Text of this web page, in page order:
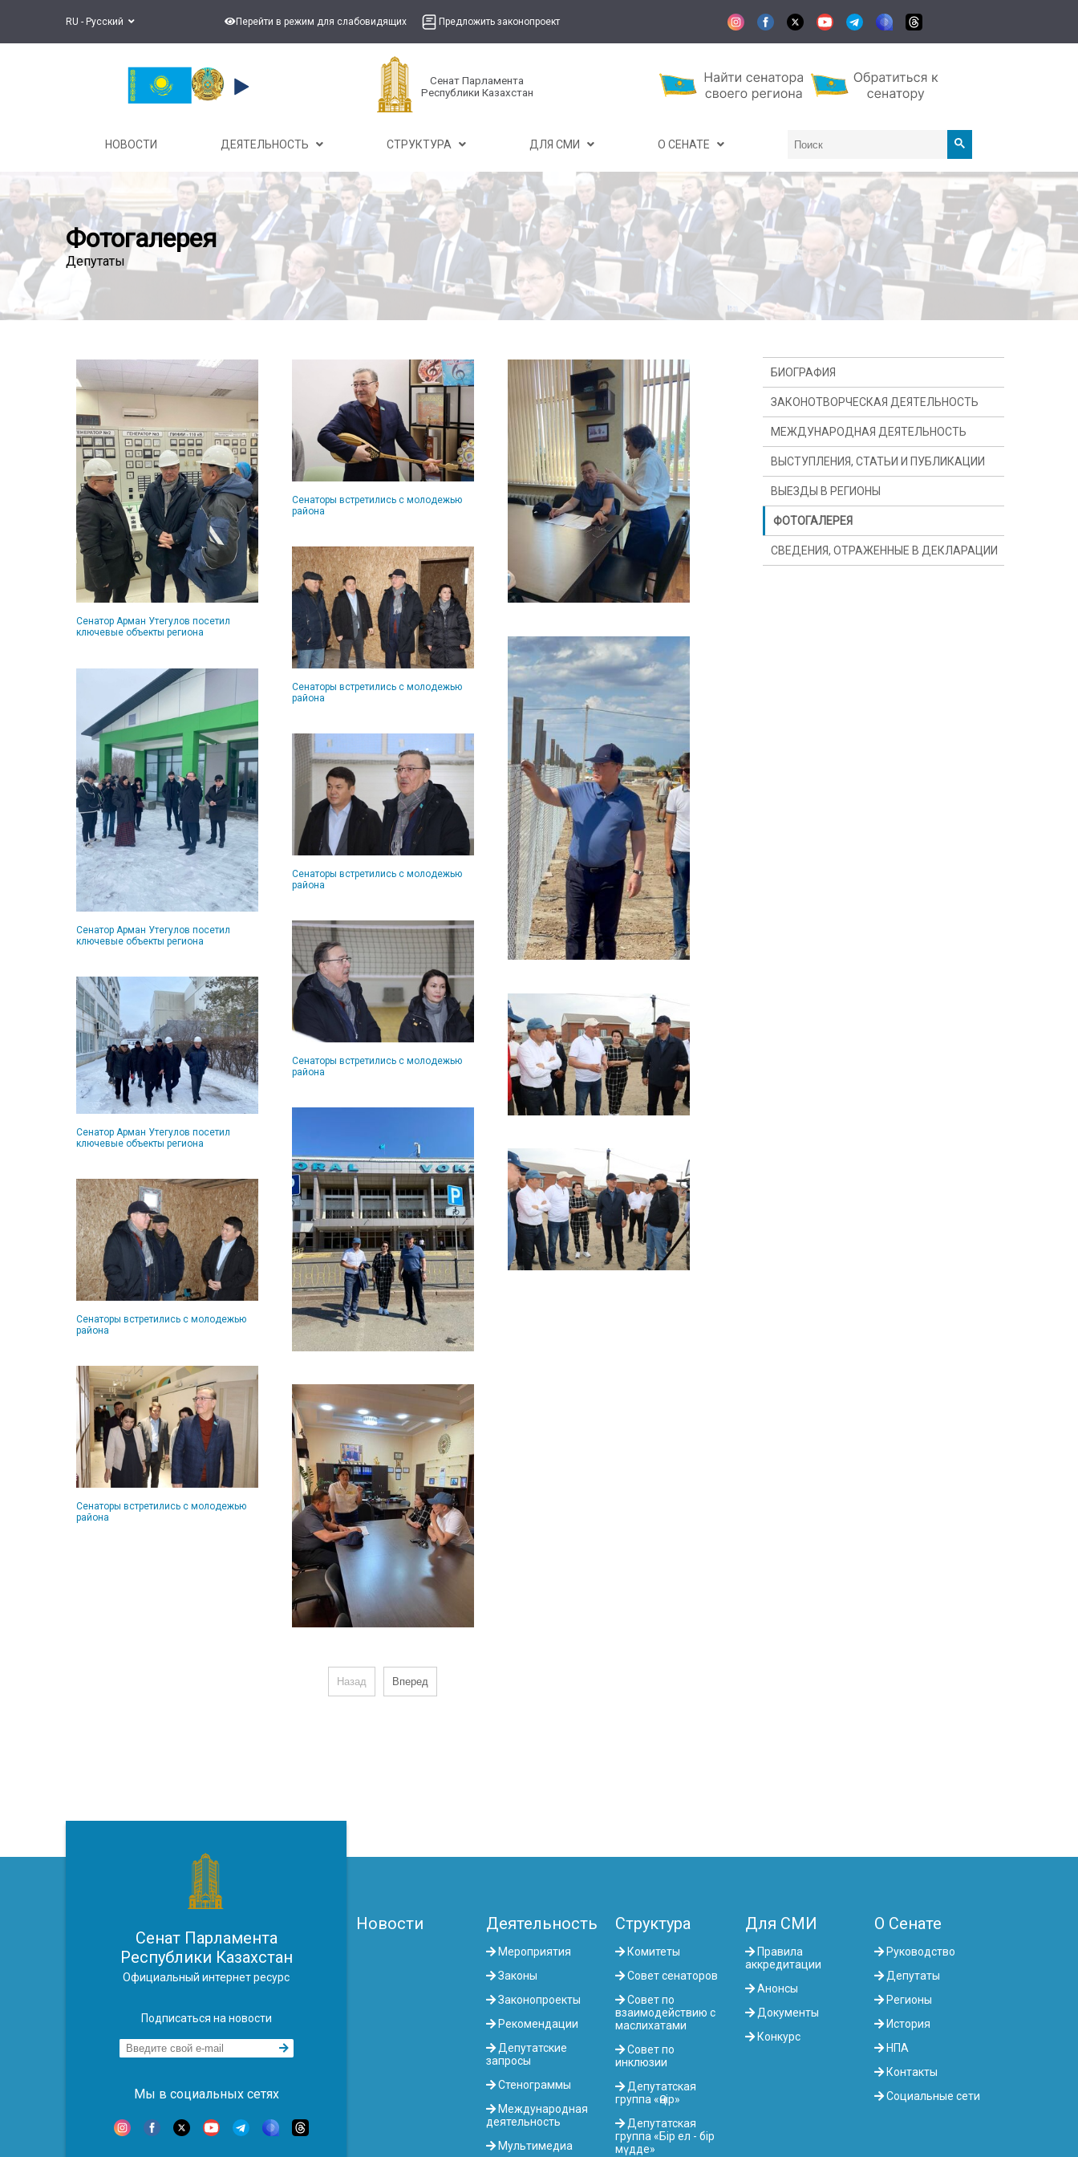
RU - Русский Перейти в режим для слабовидящих Предложить законопроект
Сенат Парламента
Республики Казахстан
НОВОСТИ ДЕЯТЕЛЬНОСТЬ СТРУКТУРА ДЛЯ СМИ О СЕНАТЕ
Фотогалерея
Депутаты
Сенатор Арман Утегулов посетил
ключевые объекты региона
Сенатор Арман Утегулов посетил
ключевые объекты региона
Сенатор Арман Утегулов посетил
ключевые объекты региона
Сенаторы встретились с молодежью
района
Сенаторы встретились с молодежью
района
Сенаторы встретились с молодежью
района
Сенаторы встретились с молодежью
района
Сенаторы встретились с молодежью
района
Сенаторы встретились с молодежью
района
Назад Вперед
БИОГРАФИЯ
ЗАКОНОТВОРЧЕСКАЯ ДЕЯТЕЛЬНОСТЬ
МЕЖДУНАРОДНАЯ ДЕЯТЕЛЬНОСТЬ
ВЫСТУПЛЕНИЯ, СТАТЬИ И ПУБЛИКАЦИИ
ВЫЕЗДЫ В РЕГИОНЫ
ФОТОГАЛЕРЕЯ
СВЕДЕНИЯ, ОТРАЖЕННЫЕ В ДЕКЛАРАЦИИ
Сенат Парламента
Республики Казахстан
Официальный интернет ресурс
Подписаться на новости
Мы в социальных сетях
Новости Деятельность
Мероприятия
Законы
Законопроекты
Рекомендации
Депутатские
запросы
Стенограммы
Международная
деятельность
Мультимедиа
Структура
Комитеты
Совет сенаторов
Совет по
взаимодействию с
маслихатами
Совет по
инклюзии
Депутатская
группа «Өңір»
Депутатская
группа «Бір ел - бір
мүдде»
Для СМИ
Правила
аккредитации
Анонсы
Документы
Конкурс
О Сенате
Руководство
Депутаты
Регионы
История
НПА
Контакты
Социальные сети